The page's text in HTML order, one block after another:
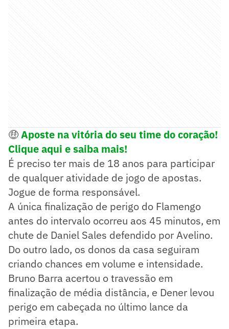
🤑Aposte na vitória do seu time do coração!
Clique aqui e saiba mais!
É preciso ter mais de 18 anos para participar
de qualquer atividade de jogo de apostas.
Jogue de forma responsável.
A única finalização de perigo do Flamengo
antes do intervalo ocorreu aos 45 minutos, em
chute de Daniel Sales defendido por Avelino.
Do outro lado, os donos da casa seguiram
criando chances em volume e intensidade.
Bruno Barra acertou o travessão em
finalização de média distância, e Dener levou
perigo em cabeçada no último lance da
primeira etapa.